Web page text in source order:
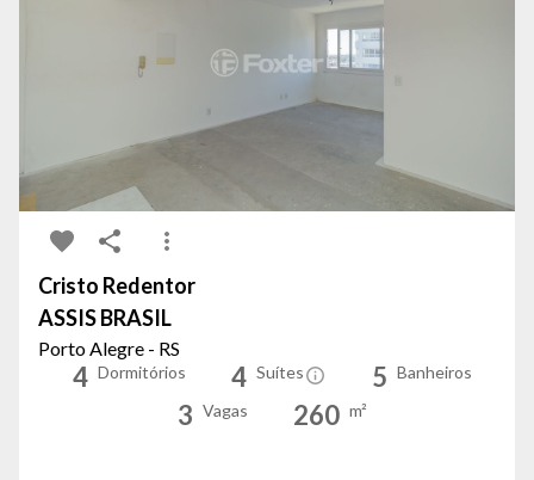
Cristo Redentor
ASSIS BRASIL
Porto Alegre - RS
4 Dormitórios 4 Suítes 5 Banheiros
3 Vagas 260 m²